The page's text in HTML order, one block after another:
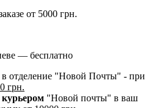
от 5000 грн.
— бесплатно
в отделение "Новой Почты" - при
грн.
курьером "Новой почты" в ваш